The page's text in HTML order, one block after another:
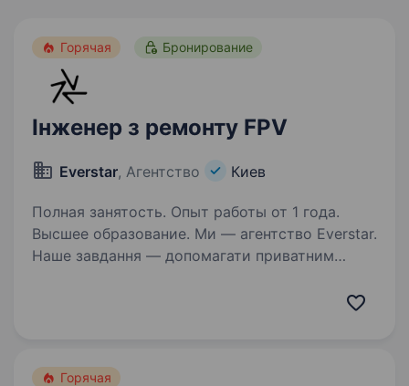
Горячая Бронирование
Інженер з ремонту FPV
Everstar, Агентство Киев
Полная занятость. Опыт работы от 1 года.
Высшее образование. Ми — агентство Everstar.
Наше завдання — допомагати приватним
Горячая